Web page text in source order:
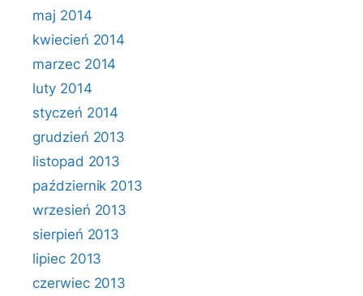
maj 2014
kwiecień 2014
marzec 2014
luty 2014
styczeń 2014
grudzień 2013
listopad 2013
październik 2013
wrzesień 2013
sierpień 2013
lipiec 2013
czerwiec 2013